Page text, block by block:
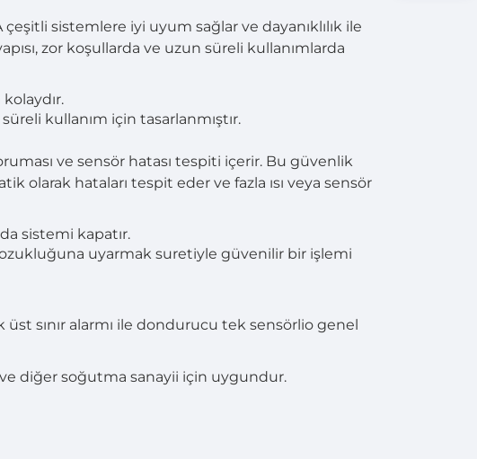
sistemlere iyi uyum sağlar ve dayanıklılık ile
zor koşullarda ve uzun süreli kullanımlarda
kullanım için tasarlanmıştır.
ve sensör hatası tespiti içerir. Bu güvenlik
olarak hataları tespit eder ve fazla ısı veya sensör
sistemi kapatır.
uyarmak suretiyle güvenilir bir işlemi
üst sınır alarmı ile dondurucu tek sensörlio genel
diğer soğutma sanayii için uygundur.